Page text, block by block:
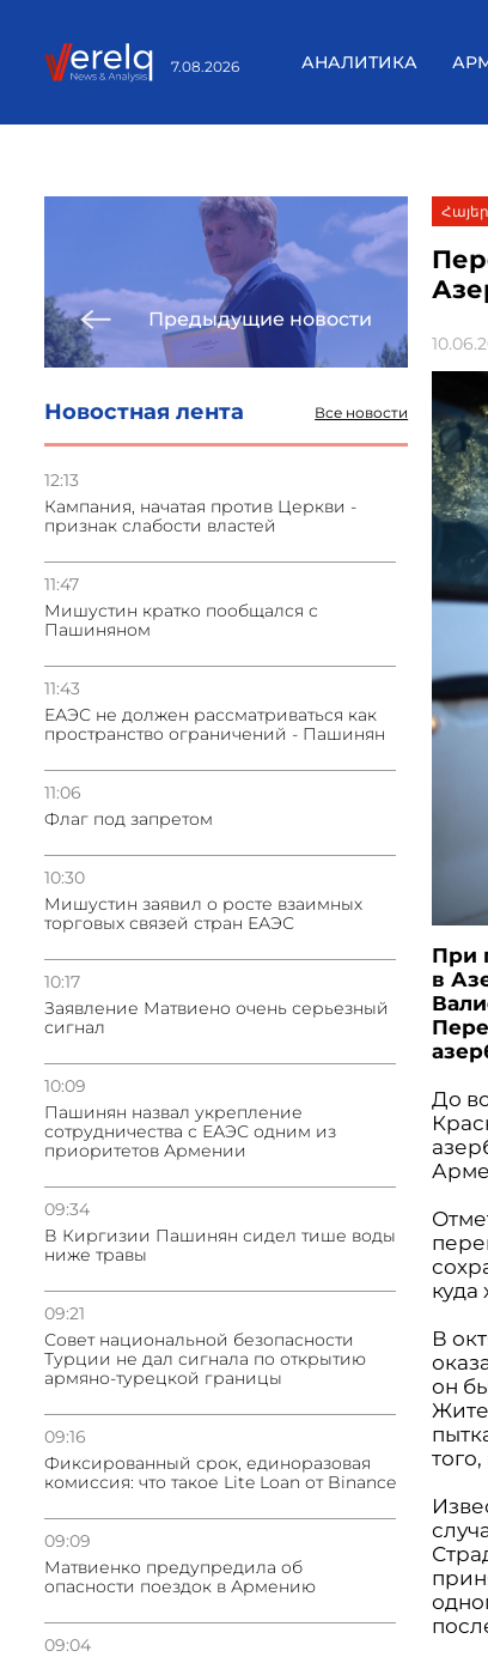
7.08.2026 АНАЛИТИКА
Предыдущие новости
Новостная лента Все новости
12:13
Кампания, начатая против Церкви -
признак слабости властей
11:47
Мишустин кратко пообщался с
Пашиняном
11:43
ЕАЭС не должен рассматриваться как
пространство ограничений - Пашинян
11:06
Флаг под запретом
10:30
Мишустин заявил о росте взаимных
торговых связей стран ЕАЭС
10:17
Заявление Матвиено очень серьезный
сигнал
10:09
Пашинян назвал укрепление
сотрудничества с ЕАЭС одним из
приоритетов Армении
09:34
В Киргизии Пашинян сидел тише воды
ниже травы
09:21
Совет национальной безопасности
Турции не дал сигнала по открытию
армяно-турецкой границы
09:16
Фиксированный срок, единоразовая
комиссия: что такое Lite Loan от Binance
09:09
Матвиенко предупредила об
опасности поездок в Армению
09:04
При
в
До
куда
В
он